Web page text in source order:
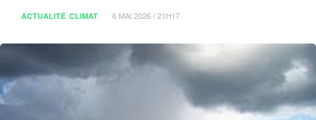
ACTUALITÉ CLIMAT 6 MAI 2026 / 21H17